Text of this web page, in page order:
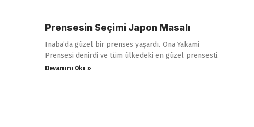
Prensesin Seçimi Japon Masalı
Inaba’da güzel bir prenses yaşardı. Ona Yakami
Prensesi denirdi ve tüm ülkedeki en güzel prensesti.
Devamını Oku »